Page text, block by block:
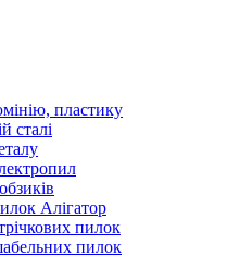
пластику
сталі
Алігатор
пилок
пилок